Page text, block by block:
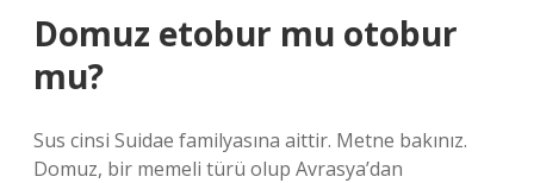
Domuz etobur mu otobur
mu?
Sus cinsi Suidae familyasına aittir. Metne bakınız.
Domuz, bir memeli türü olup Avrasya’dan